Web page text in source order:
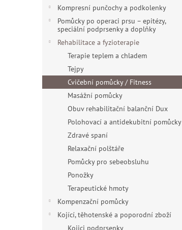
Kompresní punčochy a podkolenky
Pomůcky po operaci prsu – epitézy,
speciální podprsenky a doplňky
Rehabilitace a fyzioterapie
Terapie teplem a chladem
Tejpy
Cvičební pomůcky / Fitness
Masážní pomůcky
Obuv rehabilitační balanční Dux
Polohovací a antidekubitní pomůcky
Zdravé spaní
Relaxační polštáře
Pomůcky pro sebeobsluhu
Ponožky
Terapeutické hmoty
Kompenzační pomůcky
Kojící, těhotenské a poporodní zboží
Kojici podprsenky